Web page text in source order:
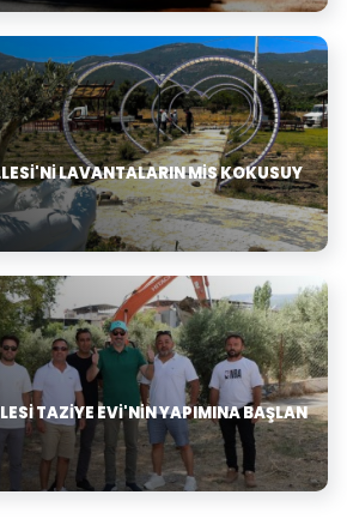
LAVANTALARIN MIS KOKUSUY
TAZIYE EVI'NIN YAPIMINA BAŞLAN